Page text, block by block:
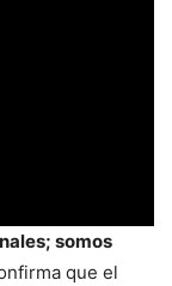
somos
que el